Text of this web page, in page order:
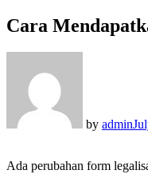
Cara
by admin
Ada perubahan form